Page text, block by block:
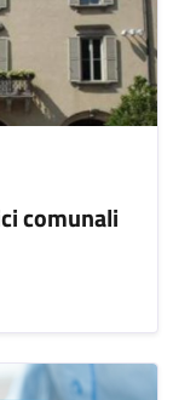
comunali